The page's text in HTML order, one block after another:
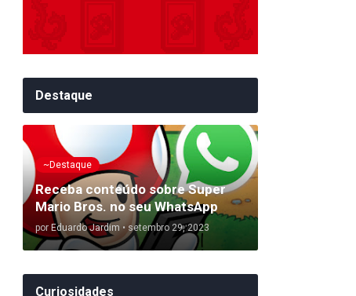
Destaque
~Destaque
Receba conteúdo sobre Super
Mario Bros. no seu WhatsApp
por Eduardo Jardim • setembro 29, 2023
Curiosidades